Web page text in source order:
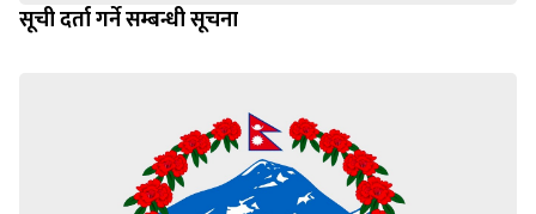
सूची दर्ता गर्ने सम्बन्धी सूचना